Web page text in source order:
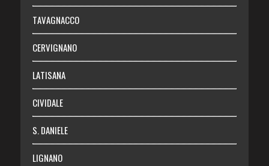
Chi siamo
Abbonati
Login
TAVAGNACCO
CERVIGNANO
LATISANA
CIVIDALE
S. DANIELE
LIGNANO